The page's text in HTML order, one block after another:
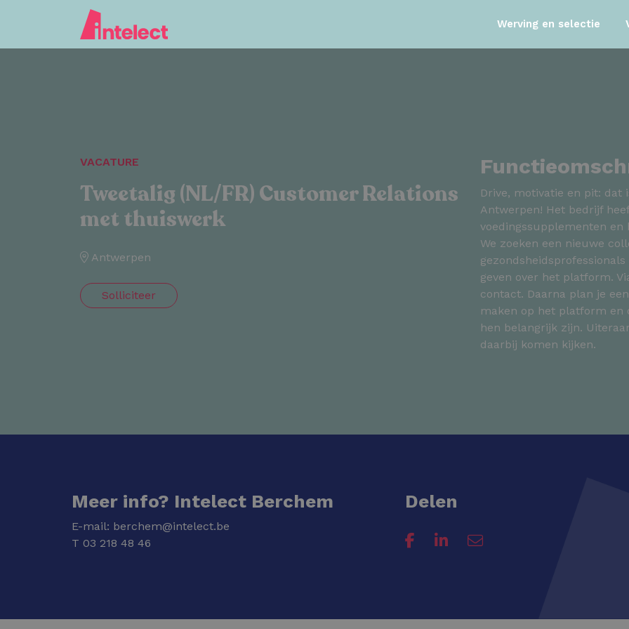
Werving en selectie
VACATURE
Tweetalig (NL/FR) Customer Relations
met thuiswerk
Antwerpen
Solliciteer
Drive, motivatie en pit: dat
Antwerpen! Het bedrijf
voedingssupplementen en
We zoeken een nieuwe
geven over het platform.
contact. Daarna plan je
maken op het platform en
hen belangrijk zijn.
daarbij komen kijken.
Meer info? Intelect Berchem
E-mail: berchem@intelect.be
T 03 218 48 46
Delen